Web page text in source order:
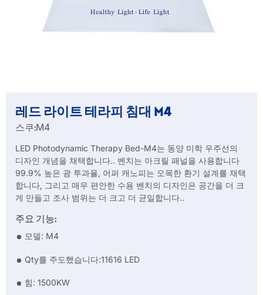
레드 라이트 테라피 침대 M4
스쿠:M4
LED Photodynamic Therapy Bed-M4는 동양 미학 우주선의
디자인 개념을 채택합니다.. 벤치는 아크릴 패널을 사용합니다
99.9% 높은 광 투과율, 어퍼 캐노피는 오목한 환기 설계를 채택
합니다, 그리고 매우 편안한 수용 벤치의 디자인은 공간을 더 크
게 만들고 조사 범위는 더 크고 더 균일합니다..
주요 기능:
모델: M4
Qty를 주도했습니다:11616 LED
힘: 1500KW